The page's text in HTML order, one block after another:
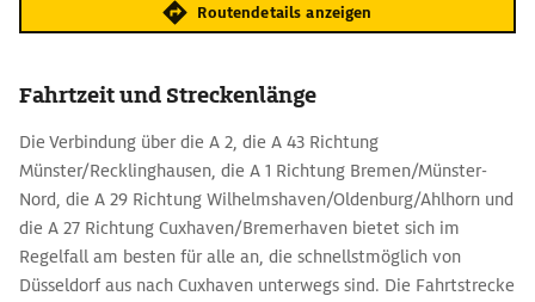
Routendetails anzeigen
Fahrtzeit und Streckenlänge
Die Verbindung über die A 2, die A 43 Richtung
Münster/Recklinghausen, die A 1 Richtung Bremen/Münster-
Nord, die A 29 Richtung Wilhelmshaven/Oldenburg/Ahlhorn und
die A 27 Richtung Cuxhaven/Bremerhaven bietet sich im
Regelfall am besten für alle an, die schnellstmöglich von
Düsseldorf aus nach Cuxhaven unterwegs sind. Die Fahrtstrecke